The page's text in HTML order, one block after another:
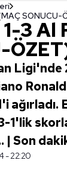
SONUCU-
3 Al
Ligi'nde
ağırladı.
1'lik
| Son
- 22:20